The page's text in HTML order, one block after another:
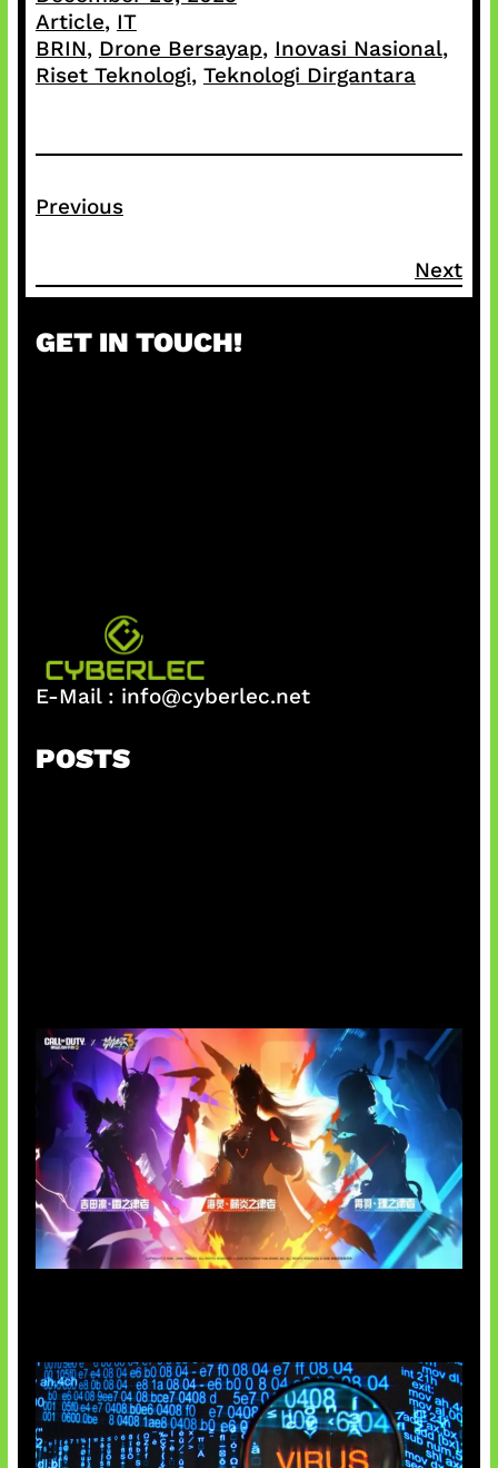
Article, IT
BRIN, Drone Bersayap, Inovasi Nasional ,
Riset Teknologi, Teknologi Dirgantara
Previous
Next
GET IN TOUCH!
E-Mail : info@cyberlec.net
POSTS